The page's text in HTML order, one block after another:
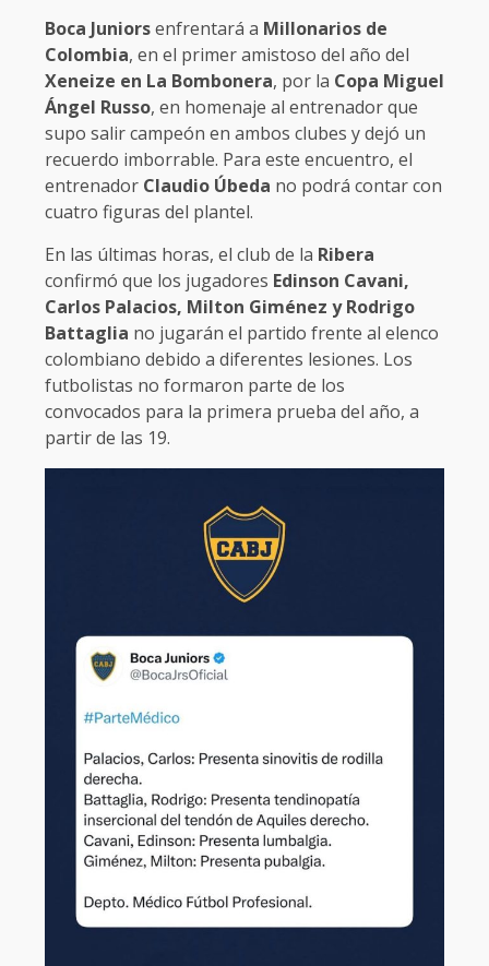
Boca Juniorsenfrentará a Millonarios de
Colombia, en el primer amistoso del año del
Xeneize en La Bombonera, por la Copa Miguel
Ángel Russo, en homenaje al entrenador que
supo salir campeón en ambos clubes y dejó un
recuerdo imborrable. Para este encuentro, el
entrenador Claudio Úbeda no podrá contar con
cuatro figuras del plantel.
En las últimas horas, el club de la Ribera
confirmó que los jugadores Edinson Cavani,
Carlos Palacios, Milton Giménez y Rodrigo
Battaglia no jugarán el partido frente al elenco
colombiano debido a diferentes lesiones. Los
futbolistas no formaron parte de los
convocados para la primera prueba del año, a
partir de las 19.